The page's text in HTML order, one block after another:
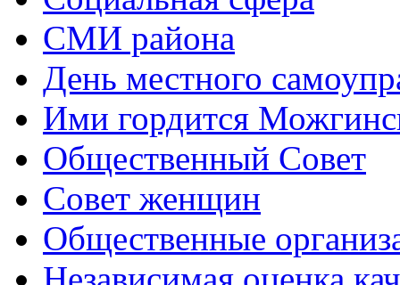
СМИ района
День местного
Ими гордится
Общественный Совет
Совет женщин
Общественные